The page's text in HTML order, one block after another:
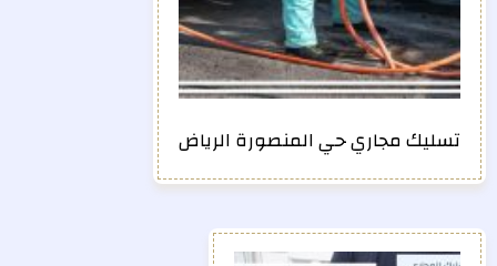
تسليك مجاري حي المنصورة الرياض